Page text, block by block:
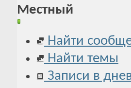
Местный
Найти
Найти темы
Записи в